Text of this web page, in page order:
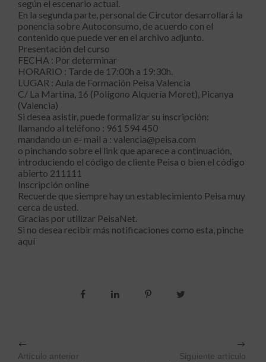
según el escenario actual.
En la segunda parte, personal de Circutor desarrollará la
ponencia sobre Autoconsumo, de acuerdo con el
contenido que puede ver en el archivo adjunto.
Presentación del curso
FECHA : Por determinar
HORARIO : Tarde de 17:00h a 19:30h.
LUGAR : Aula de Formación Peisa Valencia
C/ La Martina, 16 (Polígono Alquería Moret), Picanya
(Valencia)
Si desea asistir, puede formalizar su inscripción:
llamando al teléfono : 961 594 450
mandando un e- mail a : valencia@peisa.com
o pinchando sobre el link que aparece a continuación,
introduciendo el código de cliente Peisa o bien el código
abierto 211111
Inscripción online
Recuerde que siempre hay un establecimiento Peisa muy
cerca de usted.
Gracias por utilizar PeisaNet.
Si no desea recibir más notificaciones como esta, pinche
aquí
Artículo anterior Siguiente artículo